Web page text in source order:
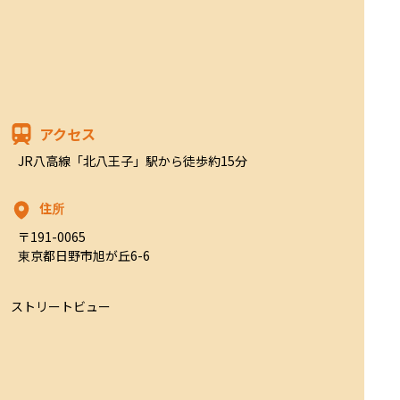
アクセス
JR八高線「北八王子」駅から徒歩約15分
住所
〒191-0065
東京都日野市旭が丘6-6
ストリートビュー